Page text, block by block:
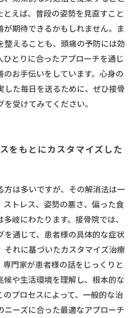
えば、普段の姿勢を見直すこと
が期待できるかもしれません。ま
整えることも、頭痛の予防には効
とりに合ったアプローチを通じ
のお手伝いをしています。心身の
した毎日を送るために、ぜひ接骨
受けてみてください。
をもとにカスタマイズした
方は多いですが、その解消法は一
ストレス、姿勢の悪さ、偏った食
岐にわたります。接骨院では、
を通じて、患者様の具体的な症状
それに基づいたカスタマイズ治療
専門家が患者様の話をじっくりと
候や生活環境を理解し、根本的な
のプロセスによって、一般的な治
ニーズに合った最適なアプローチ